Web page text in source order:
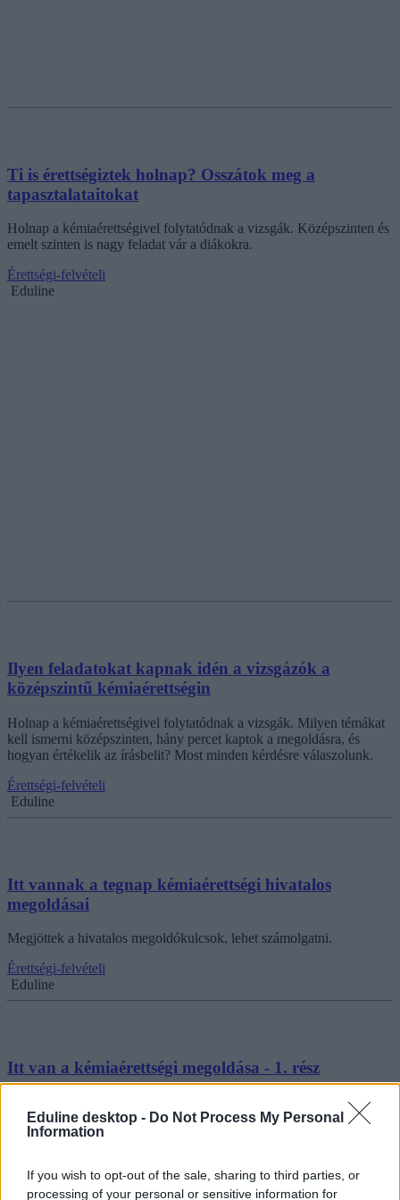
Eduline desktop - Do Not Process My Personal
Information
If you wish to opt-out of the sale, sharing to third parties, or
processing of your personal or sensitive information for
Ti is érettségiztek holnap? Osszátok meg a
tapasztalataitokat
Holnap a kémiaérettségivel folytatódnak a vizsgák. Középszinten és
emelt szinten is nagy feladat vár a diákokra.
Érettségi-felvételi
Eduline
Ilyen feladatokat kapnak idén a vizsgázók a
középszintű kémiaérettségin
Holnap a kémiaérettségivel folytatódnak a vizsgák. Milyen témákat
kell ismerni középszinten, hány percet kaptok a megoldásra, és
hogyan értékelik az írásbelit? Most minden kérdésre válaszolunk.
Érettségi-felvételi
Eduline
Itt vannak a tegnap kémiaérettségi hivatalos
megoldásai
Megjöttek a hivatalos megoldókulcsok, lehet számolgatni.
Érettségi-felvételi
Eduline
Itt van a kémiaérettségi megoldása - 1. rész
Reggel nyolckor több ezren kezdték el a középszintű kémiaérettségit
- már meg is nézhetitek, hány pontot szereztetek a vizsgán, itt
találjátok a nem hivatalos megoldásokat. A kémia érettségi nap
Érettségi-felvételi